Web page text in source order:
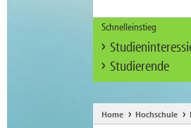
Schnelleinstieg
Studierende
Home Hochschule